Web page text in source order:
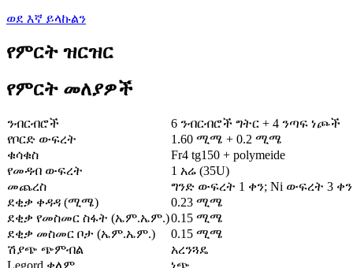
ወደ እኛ ይላኩልን
የምርት ዝርዝር
የምርት መለያዎች
ንብርብሮች
6 ንብርብሮች ግትር + 4 ንጣፍ ነጮች
የቦርድ ውፍረት
1.60 ሚሜ + 0.2 ሚሜ
ቁሳቁስ
Fr4 tg150 + polymeide
የመዳብ ውፍረት
1 አሬ (35U)
መጨረስ
ግንድ ውፍረት 1 ቀን; Ni ውፍረት 3 ቀን
ደቂቃ ቀዳዳ (ሚሜ)
0.23 ሚሜ
ደቂቃ የመስመር ስፋት (ኤም.ኤም.)0.15 ሚሜ
ደቂቃ መስመር ቦታ (ኤም.ኤም.)
0.15 ሚሜ
ሽያጭ ጭምብል
አረንጓዴ
Legord ቀለም
ነጭ